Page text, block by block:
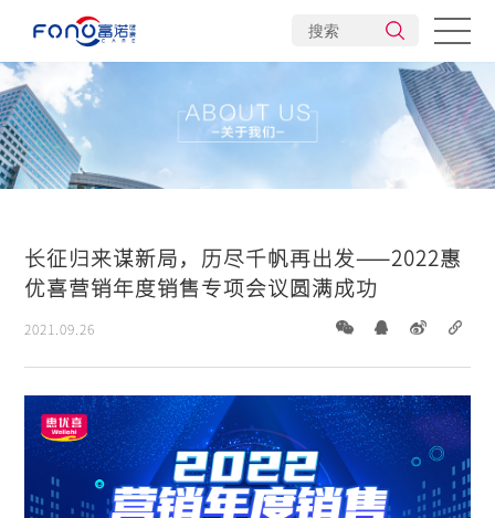
新闻动态
长征归来谋新局，历尽千帆再出发——2022惠
优喜营销年度销售专项会议圆满成功
2021.09.26